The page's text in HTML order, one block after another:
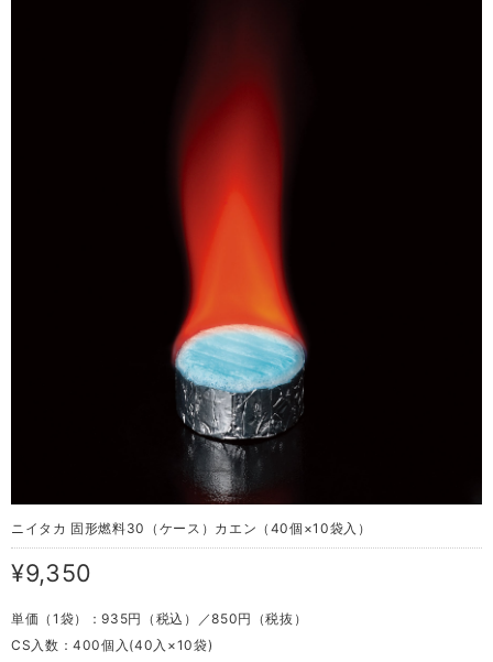
ニイタカ 固形燃料30（ケース）カエン（40個×10袋入）
¥9,350
単価（1袋）：935円（税込）／850円（税抜）
CS入数：400個入(40入×10袋)